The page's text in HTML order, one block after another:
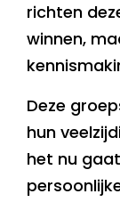
richten
winnen,
Deze
hun
het nu